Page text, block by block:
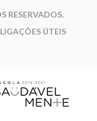
RESERVADOS.
LIGAÇÕES ÚTEIS